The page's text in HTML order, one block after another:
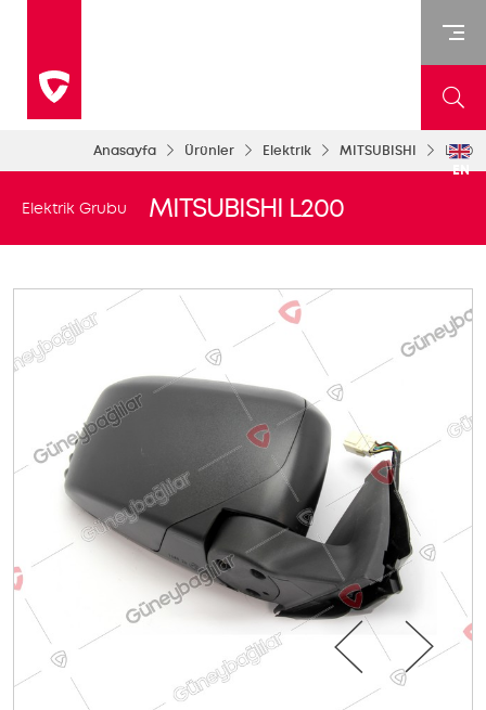
EN
Anasayfa Ürünler Elektrik MITSUBISHI L200
Elektrik Grubu MITSUBISHI L200